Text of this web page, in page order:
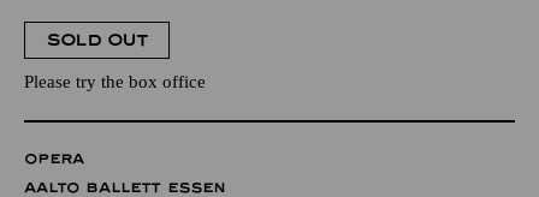
SOLD OUT
Please try the box office
OPERA
AALTO BALLETT ESSEN